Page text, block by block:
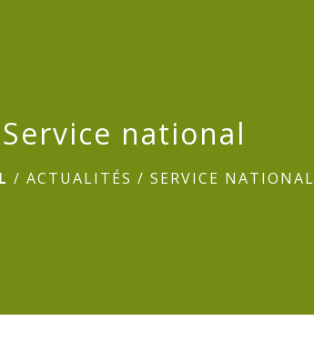
Service national
/ ACTUALITÉS / SERVICE NATIONAL